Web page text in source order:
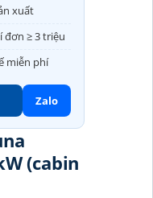
xuất
≥ 3 triệu
miễn phí
Zalo
(cabin